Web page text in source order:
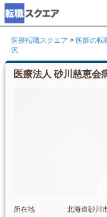
医療転職スクエア > 医師の転
沢
医療法人 砂川慈恵会
所在地
北海道砂川